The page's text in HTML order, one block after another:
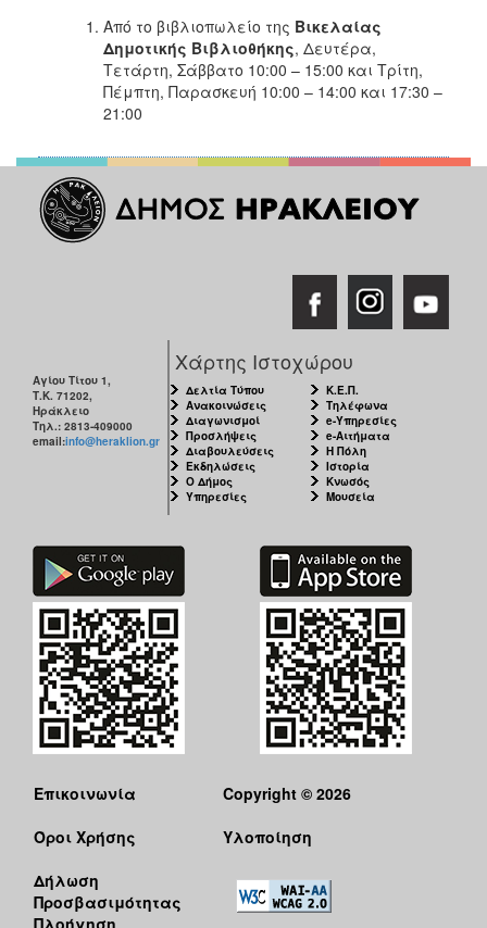
Από το βιβλιοπωλείο της Βικελαίας
Δημοτικής Βιβλιοθήκης, Δευτέρα,
Τετάρτη, Σάββατο 10:00 – 15:00 και Τρίτη,
Πέμπτη, Παρασκευή 10:00 – 14:00 και 17:30 –
21:00
Αγίου Τίτου 1,
Τ.Κ. 71202,
Ηράκλειο
Τηλ.: 2813-409000
email:info@heraklion.gr
Χάρτης Ιστοχώρου
Δελτία Τύπου
Ανακοινώσεις
Διαγωνισμοί
Προσλήψεις
Διαβουλεύσεις
Εκδηλώσεις
Ο Δήμος
Υπηρεσίες
Κ.Ε.Π.
Τηλέφωνα
e-Υπηρεσίες
e-Αιτήματα
Η Πόλη
Ιστορία
Κνωσός
Μουσεία
Επικοινωνία
Όροι Χρήσης
Δήλωση
Προσβασιμότητας
Copyright © 2026
Υλοποίηση